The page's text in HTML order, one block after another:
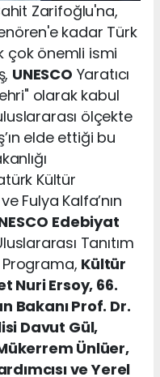
Zarifoğlu'na,
kadar Türk
çok önemli ismi
UNESCO Yaratıcı
olarak kabul
ölçekte
elde ettiği bu
Kültür
Fulya Kalfa’nın
Edebiyat
Tanıtım
Programa, Kültür
Nuri Ersoy, 66.
Bakanı Prof. Dr.
Davut Gül,
Ünlüer,
ve Yerel